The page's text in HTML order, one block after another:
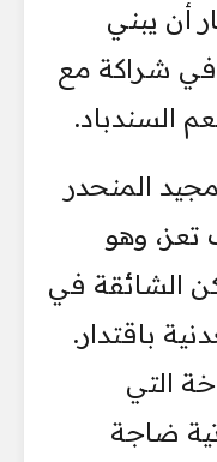
أن يبني
شراكة مع
المنحدر
وهو
الشائقة في
باقتدار.
التي
ضاجة